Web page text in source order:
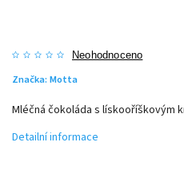
Neohodnoceno
Značka: Motta
Mléčná čokoláda s lískooříškovým
Detailní informace